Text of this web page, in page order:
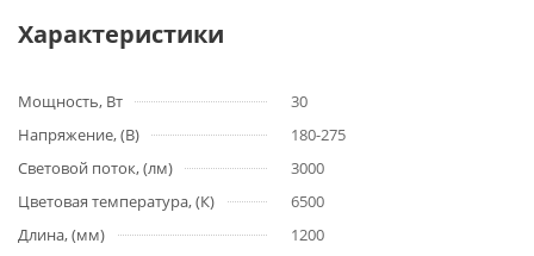
Характеристики
Мощность, Вт
30
Напряжение, (В)
180-275
Световой поток, (лм)
3000
Цветовая температура, (К)
6500
Длина, (мм)
1200